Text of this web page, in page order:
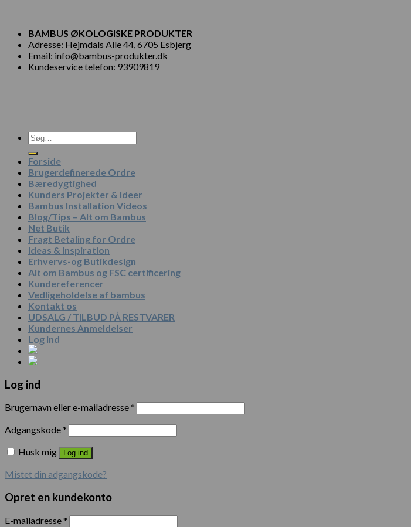
BAMBUS ØKOLOGISKE PRODUKTER
Adresse: Hejmdals Alle 44, 6705 Esbjerg
Email: info@bambus-produkter.dk
Kundeservice telefon: 93909819
Søg
efter:
Forside
Brugerdefinerede Ordre
Bæredygtighed
Kunders Projekter & Ideer
Bambus Installation Videos
Blog/Tips – Alt om Bambus
Net Butik
Fragt Betaling for Ordre
Ideas & Inspiration
Erhvervs-og Butikdesign
Alt om Bambus og FSC certificering
Kundereferencer
Vedligeholdelse af bambus
Kontakt os
UDSALG / TILBUD PÅ RESTVARER
Kundernes Anmeldelser
Log ind
Log ind
Brugernavn eller e-mailadresse*
Adgangskode*
Husk mig
Log ind
Mistet din adgangskode?
Opret en kundekonto
E-mailadresse*